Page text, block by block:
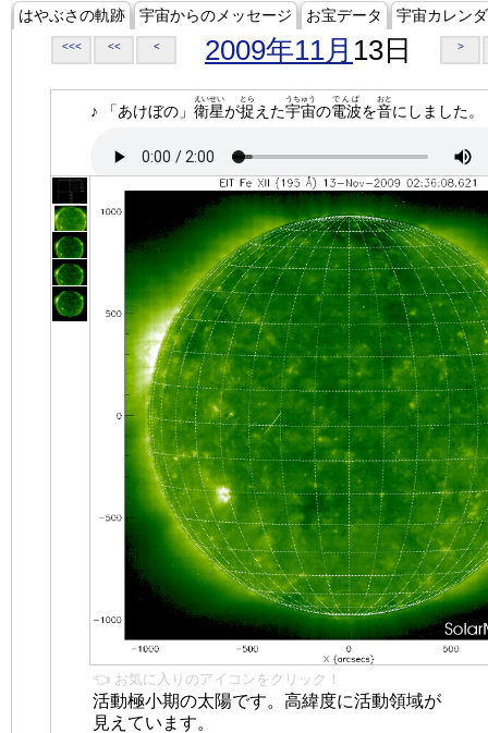
はやぶさの軌跡 宇宙からのメッセージ お宝データ 宇宙カレン
<<< << < 2009年11月 13日 >
♪ 「あけぼの」 衛星
えいせい
が捉
とら
えた宇宙
うちゅう
の電波
でんぱ
を音
おと
にしました。
👈 お気に入りのアイコンをクリック！
活動極小期の太陽です。高緯度に活動領域が
見えています。